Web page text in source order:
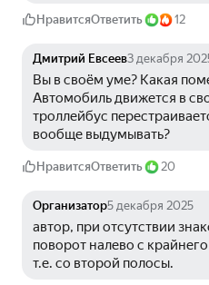
НравитсяОтветить 12
Дмитрий Евсеев3 декабря
Вы в своём уме? Какая
Автомобиль движется в
троллейбус
вообще выдумывать?
НравитсяОтветить 20
Организатор5 декабря 2025
автор, при отсутствии
поворот налево с
т.е. со второй полосы.